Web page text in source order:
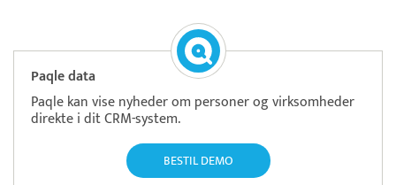
Paqle data
Paqle kan vise nyheder om personer og virksomheder
direkte i dit CRM-system.
BESTIL DEMO